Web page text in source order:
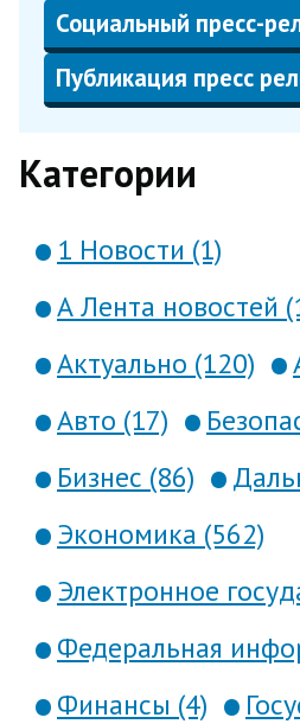
Социальный пресс-
Публикация пресс
Категории
1 Новости (1)
А Лента новостей
Актуально (120)
Авто (17)
Бизнес (86)
Экономика (562)
Электронное
Федеральная
Финансы (4)